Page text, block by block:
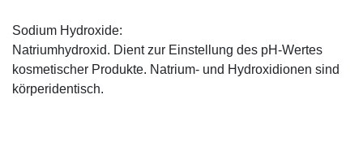
Sodium Hydroxide:
Natriumhydroxid. Dient zur Einstellung des pH-Wertes
kosmetischer Produkte. Natrium- und Hydroxidionen sind
körperidentisch.